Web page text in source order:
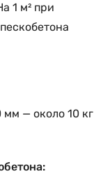
1 м² при
мм — около 10 кг